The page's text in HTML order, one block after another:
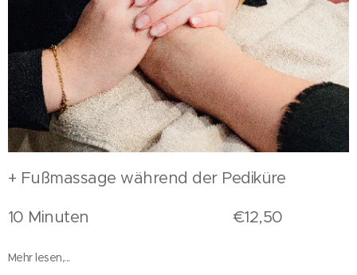
+ Fußmassage während der Pediküre
10 Minuten €12,50
Mehr lesen,...